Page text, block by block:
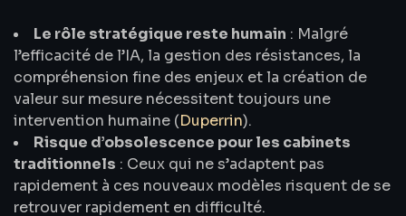
Le rôle stratégique reste humain : Malgré
l’efficacité de l’IA, la gestion des résistances, la
compréhension fine des enjeux et la création de
valeur sur mesure nécessitent toujours une
intervention humaine (Duperrin).
Risque d’obsolescence pour les cabinets
traditionnels : Ceux qui ne s’adaptent pas
rapidement à ces nouveaux modèles risquent de se
retrouver rapidement en difficulté.